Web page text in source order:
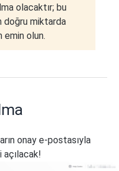
olacaktır; bu
doğru miktarda
emin olun.
onay e-postasıyla